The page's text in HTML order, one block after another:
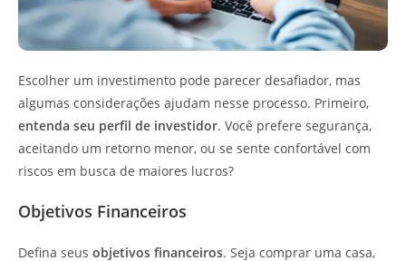
Escolher um investimento pode parecer desafiador, mas
algumas considerações ajudam nesse processo. Primeiro,
entenda seu perfil de investidor. Você prefere segurança,
aceitando um retorno menor, ou se sente confortável com
riscos em busca de maiores lucros?
Objetivos Financeiros
Defina seus objetivos financeiros. Seja comprar uma casa,